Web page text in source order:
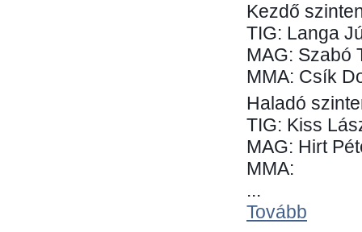
Kezdő
TIG: Langa
MAG: Szabó
MMA: Csík
Haladó
TIG: Kiss
MAG: Hirt
MMA:
...
Tovább